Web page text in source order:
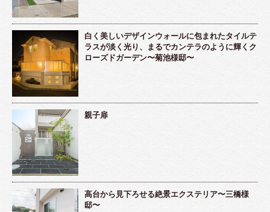
白く美しいデザインウォールに包まれたタイルテ
ラスが淡く光り、まるでカンテラのように輝くク
ローズドガーデン〜菊池様邸〜
親子扉
高台から見下ろせる絶景エクステリア〜三橋様
邸〜